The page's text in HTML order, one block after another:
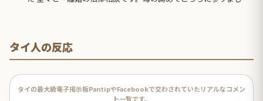
タイ人の反応
タイの最大級電子掲示板PantipやFacebookで交わされていたリアルなコメン
ト一覧です。